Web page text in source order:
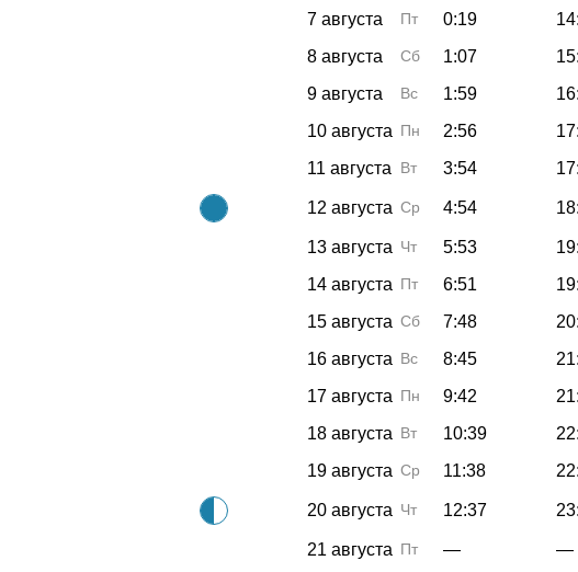
7 августа Пт 0:19
8 августа
Сб 1:07
9 августа
Вс 1:59
10 августа Пн 2:56
11 августа
Вт 3:54
12 августа Ср 4:54
13 августа Чт 5:53
14 августа Пт 6:51
15 августа Сб 7:48
16 августа Вс 8:45
17 августа Пн 9:42
18 августа Вт 10:39
19 августа Ср 11:38
20 августа Чт 12:37
21 августа Пт — —